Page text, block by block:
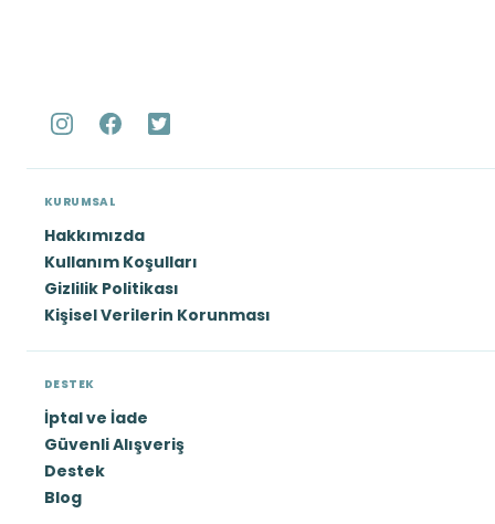
KURUMSAL
Hakkımızda
Kullanım Koşulları
Gizlilik Politikası
Kişisel Verilerin Korunması
DESTEK
İptal ve İade
Güvenli Alışveriş
Destek
Blog